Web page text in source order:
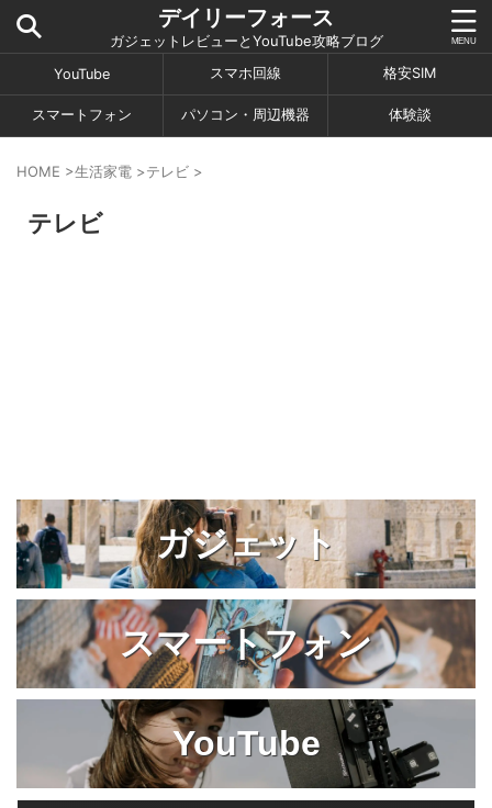
デイリーフォース
ガジェットレビューとYouTube攻略ブログ
YouTube スマホ回線 格安SIM
スマートフォン パソコン・周辺機器 体験談
HOME >生活家電 >テレビ >
テレビ
ガジェット
スマートフォン
YouTube